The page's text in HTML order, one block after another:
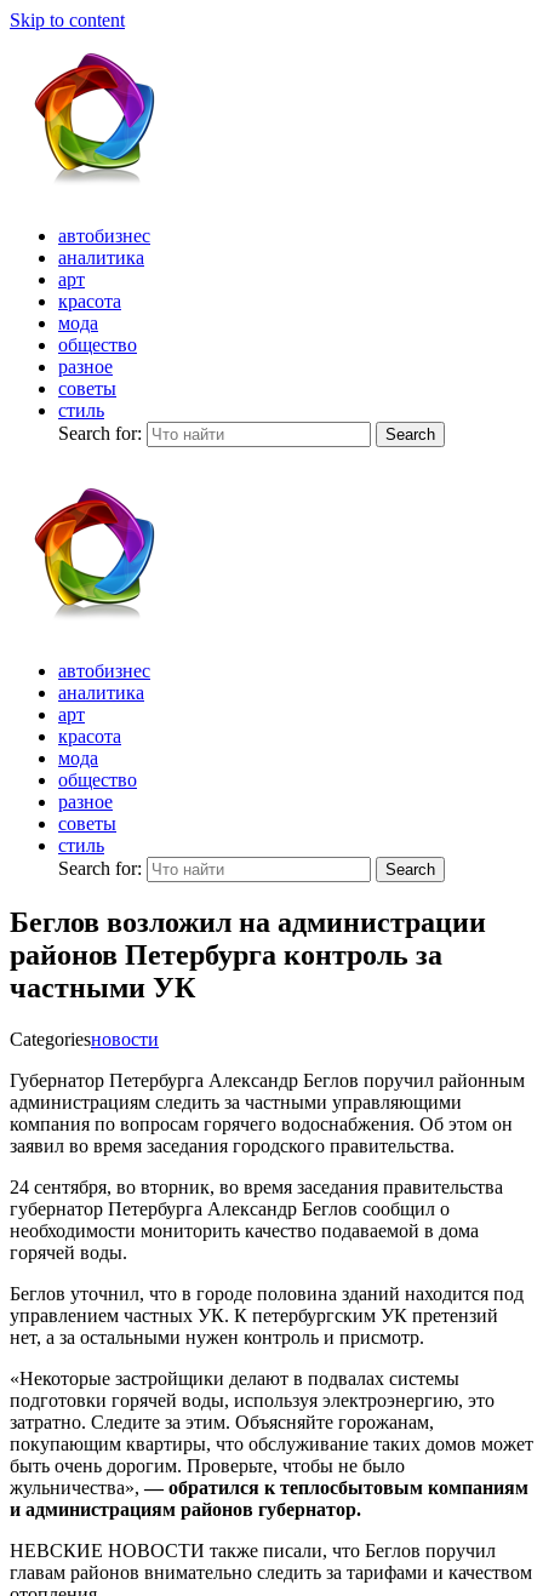
Skip to content
автобизнес
аналитика
арт
красота
мода
общество
разное
советы
стиль
Search for:
Search
автобизнес
аналитика
арт
красота
мода
общество
разное
советы
стиль
Search for:
Search
Беглов возложил на администрации
районов Петербурга контроль за
частными УК
Categoriesновости
Губернатор Петербурга Александр Беглов поручил районным
администрациям следить за частными управляющими
компания по вопросам горячего водоснабжения. Об этом он
заявил во время заседания городского правительства.
24 сентября, во вторник, во время заседания правительства
губернатор Петербурга Александр Беглов сообщил о
необходимости мониторить качество подаваемой в дома
горячей воды.
Беглов уточнил, что в городе половина зданий находится под
управлением частных УК. К петербургским УК претензий
нет, а за остальными нужен контроль и присмотр.
«Некоторые застройщики делают в подвалах системы
подготовки горячей воды, используя электроэнергию, это
затратно. Следите за этим. Объясняйте горожанам,
покупающим квартиры, что обслуживание таких домов может
быть очень дорогим. Проверьте, чтобы не было
жульничества»,—обратился к теплосбытовым компаниям
и администрациям районов губернатор.
НЕВСКИЕ НОВОСТИ также писали, что Беглов поручил
главам районов внимательно следить за тарифами и качеством